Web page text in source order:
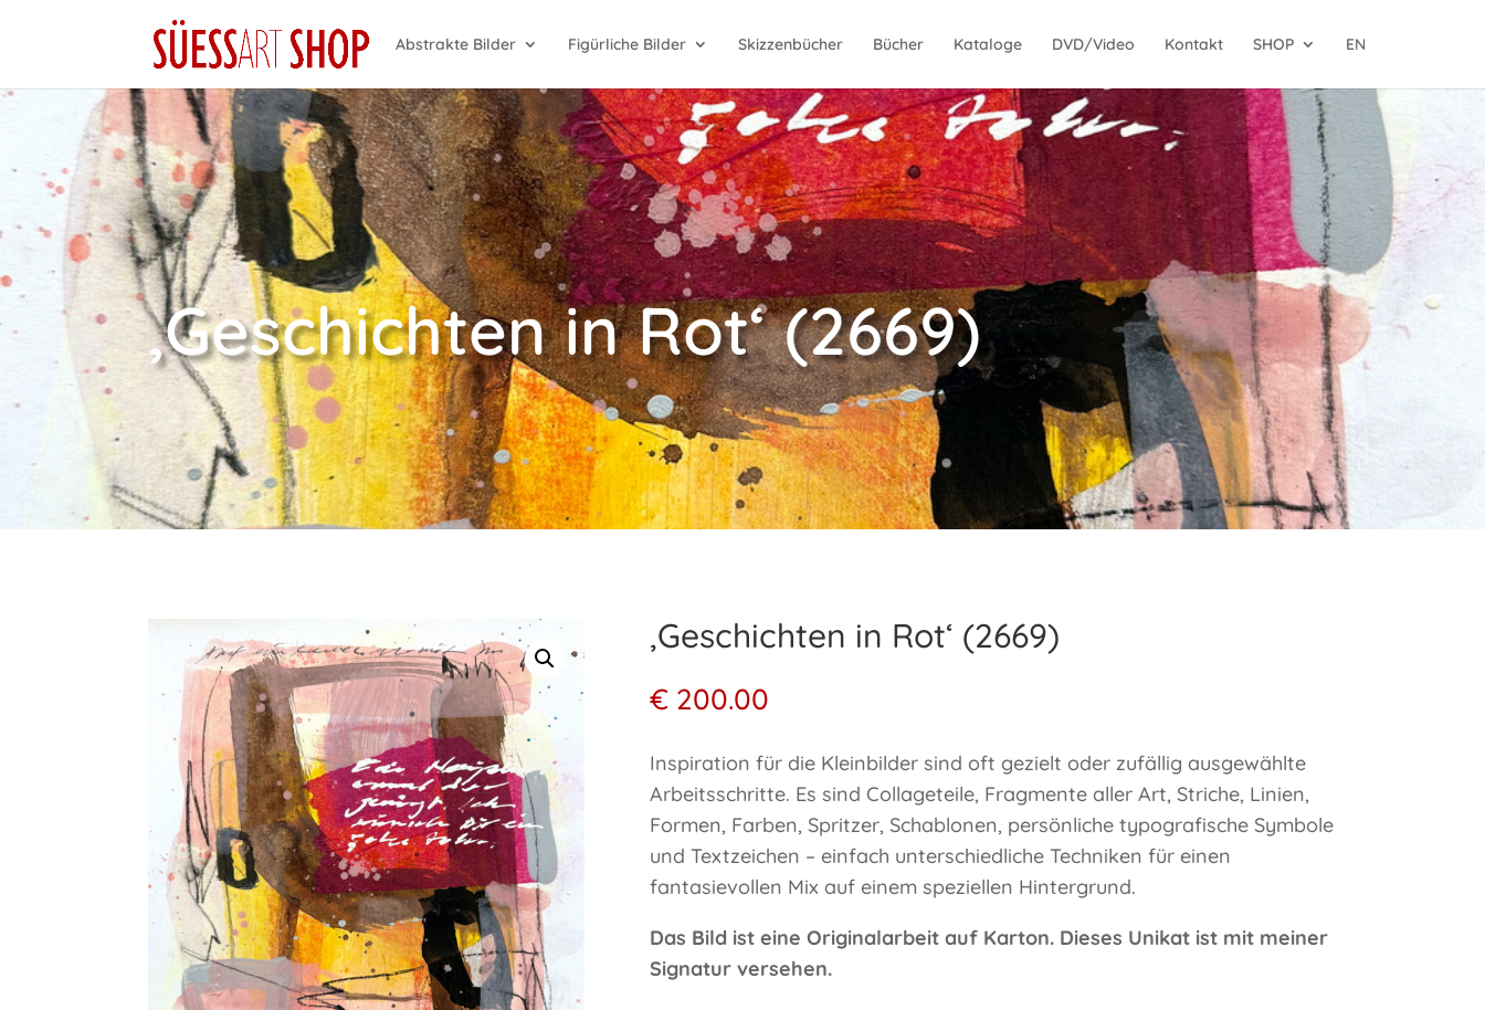
Abstrakte Bilder Figürliche Bilder Skizzenbücher Bücher Kataloge DVD/Video Kontakt SHOP EN
‚Geschichten in Rot‘ (2669)
‚Geschichten in Rot‘ (2669)
€ 200.00
Inspiration für die Kleinbilder sind oft gezielt oder zufällig ausgewählte
Arbeitsschritte. Es sind Collageteile, Fragmente aller Art, Striche, Linien,
Formen, Farben, Spritzer, Schablonen, persönliche typografische Symbole
und Textzeichen – einfach unterschiedliche Techniken für einen
fantasievollen Mix auf einem speziellen Hintergrund.
Das Bild ist eine Originalarbeit auf Karton. Dieses Unikat ist mit meiner
Signatur versehen.